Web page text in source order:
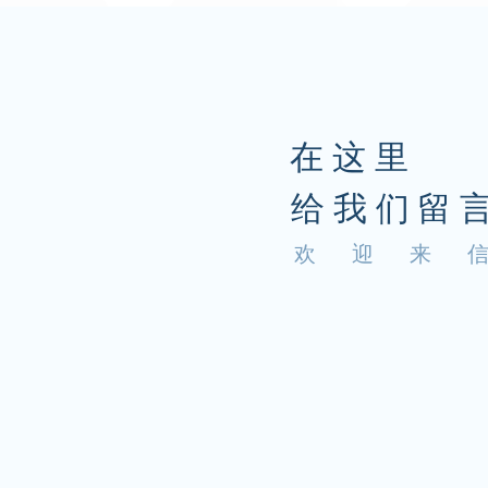
在这里
给我们留
欢 迎 来